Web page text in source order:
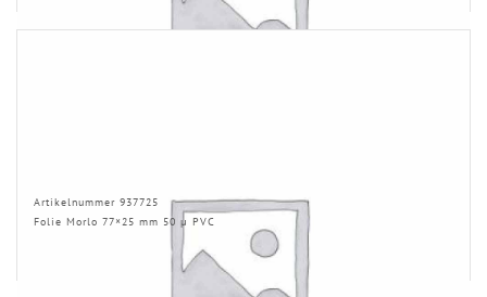
Artikelnummer 937725
Folie Morlo 77×25 mm 50 µ PVC